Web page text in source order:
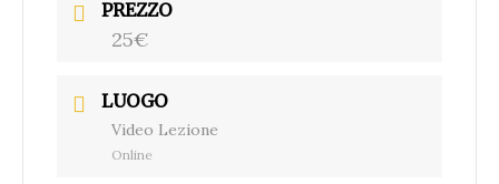
PREZZO
25€
LUOGO
Video Lezione
Online